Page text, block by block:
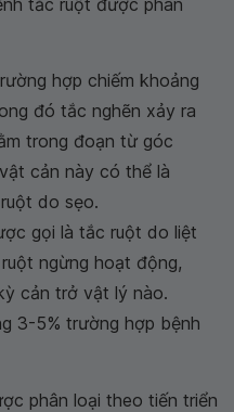
tắc ruột được phân
hợp chiếm khoảng
đó tắc nghẽn xảy ra
trong đoạn từ góc
cản này có thể là
do sẹo.
gọi là tắc ruột do liệt
ngừng hoạt động,
cản trở vật lý nào.
3-5% trường hợp bệnh
phân loại theo tiến triển